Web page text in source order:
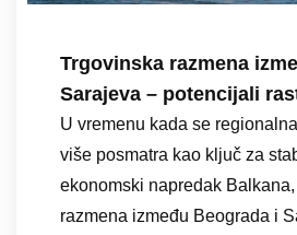
Trgovinska razmena
Sarajeva – potencijali
U vremenu kada se
više posmatra kao ključ za
ekonomski napredak
razmena između Beograda i